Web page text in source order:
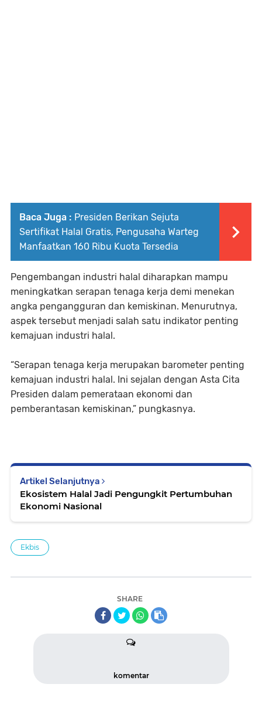
Baca Juga : Presiden Berikan Sejuta
Sertifikat Halal Gratis, Pengusaha Warteg
Manfaatkan 160 Ribu Kuota Tersedia
Pengembangan industri halal diharapkan mampu
meningkatkan serapan tenaga kerja demi menekan
angka pengangguran dan kemiskinan. Menurutnya,
aspek tersebut menjadi salah satu indikator penting
kemajuan industri halal.
“Serapan tenaga kerja merupakan barometer penting
kemajuan industri halal. Ini sejalan dengan Asta Cita
Presiden dalam pemerataan ekonomi dan
pemberantasan kemiskinan,” pungkasnya.
Artikel Selanjutnya
Ekosistem Halal Jadi Pengungkit Pertumbuhan
Ekonomi Nasional
Ekbis
SHARE
komentar